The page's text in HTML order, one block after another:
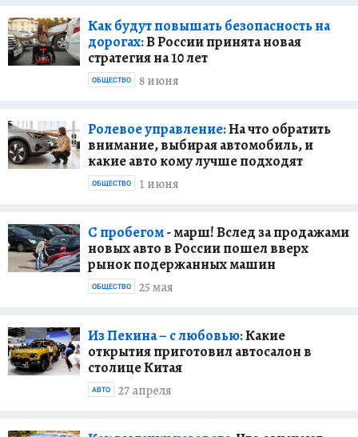
Как будут повышать безопасность на
дорогах:В России принята новая
стратегия на 10 лет
8 июня
ОБЩЕСТВО
Ролевое управление:На что обратить
внимание, выбирая автомобиль, и
какие авто кому лучше подходят
1 июня
ОБЩЕСТВО
С пробегом- марш! Вслед за продажами
новых авто в России пошел вверх
рынок подержанных машин
25 мая
ОБЩЕСТВО
Из Пекина – с любовью:Какие
открытия приготовил автосалон в
столице Китая
27 апреля
АВТО